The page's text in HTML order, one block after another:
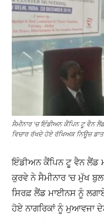
ਸੈਮੀਨਾਰ ‘ਚ ਇੰਡੀਅਨ ਕੈਂਪਿਨ ਟੂ ਵੈਨ
ਵਿਚਾਰ ਰੱਖਦੇ ਹੋਏ ਰੱਖਿਅਕ ਨਿਊਜ਼
ਇੰਡੀਅਨ ਕੈਂਪਿਨ ਟੂ ਵੈਨ ਲੈਂਡ
ਕੁਰਵੇ ਨੇ ਸੈਮੀਨਾਰ ‘ਚ ਮੁੱਖ
ਸਿਰਫ਼ ਲੈਂਡ ਮਾਈਨਸ ਨੂੰ
ਹੋਏ ਨਾਗਰਿਕਾਂ ਨੂੰ ਮੁਆਵਜਾ